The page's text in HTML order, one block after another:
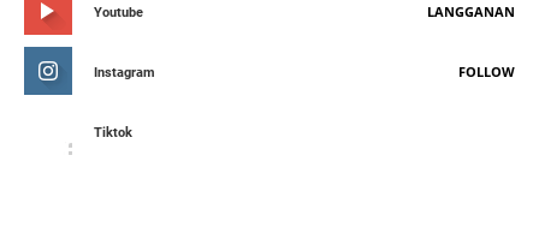
Youtube LANGGANAN
Instagram FOLLOW
Tiktok